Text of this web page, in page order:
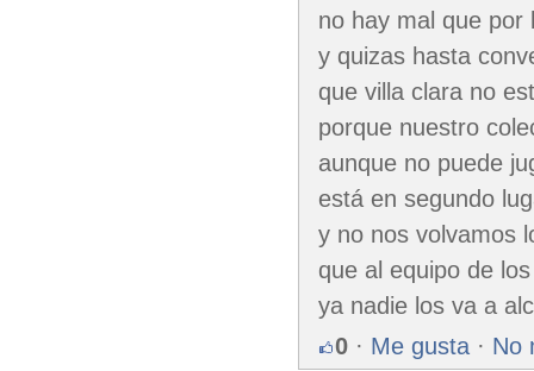
no hay mal que por
y quizas hasta
que villa clara no
porque nuestro
aunque no puede
está en segundo
y no nos volvamos
que al equipo de
ya nadie los va a
0 · Me gusta · No